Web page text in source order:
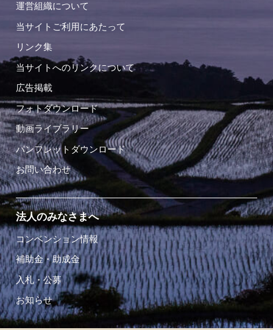
運営組織について
当サイトご利用にあたって
リンク集
当サイトへのリンクについて
広告掲載
フォトダウンロード
動画ライブラリー
パンフレットダウンロード
お問い合わせ
法人のみなさまへ
コンベンション情報
補助金・助成金
入札・公募
お知らせ